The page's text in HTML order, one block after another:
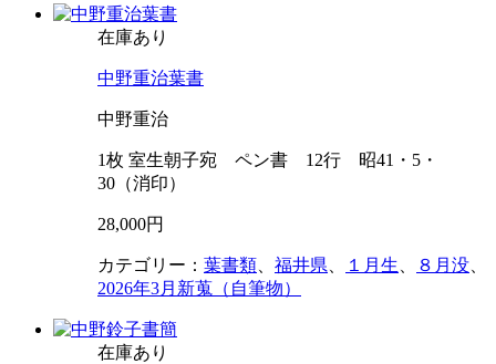
在庫あり
中野重治葉書
中野重治
1枚 室生朝子宛 ペン書 12行 昭41・5・
30（消印）
28,000円
カテゴリー： 葉書類 福井県 １月生 ８月没
2026年3月新蒐（自筆物）
在庫あり